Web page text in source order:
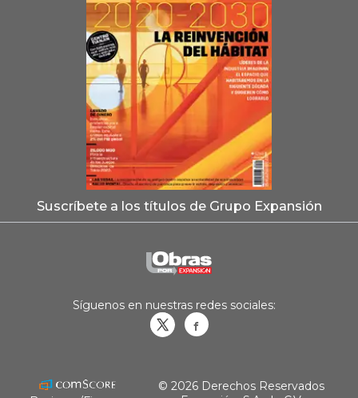
Suscríbete a los títulos de Grupo Expansión
Síguenos en nuestras redes sociales:
© 2026 Derechos Reservados